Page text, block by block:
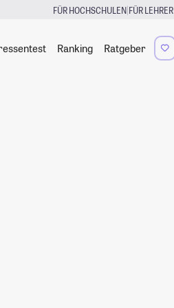
FÜR HOCHSCHULEN|FÜR LEHRER
Ranking Ratgeber